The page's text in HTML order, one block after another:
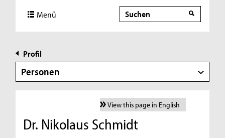
Menü Suche
Profil
Personen
View this page in English
Dr. Nikolaus Schmidt